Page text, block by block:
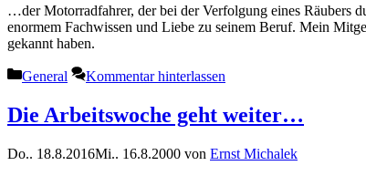
…der Motorradfahrer, der bei der Verfolgung eines Räubers
enormem Fachwissen und Liebe zu seinem Beruf. Mein
gekannt haben.
Kategorien
General Kommentar hinterlassen
Die Arbeitswoche geht weiter…
Do.. 18.8.2016Mi.. 16.8.2000 von Ernst Michalek